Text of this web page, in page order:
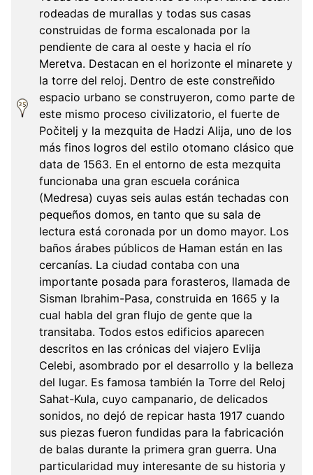
rodeadas de murallas y todas sus casas
construidas de forma escalonada por la
pendiente de cara al oeste y hacia el río
Meretva. Destacan en el horizonte el minarete y
la torre del reloj. Dentro de este constreñido
espacio urbano se construyeron, como parte de
este mismo proceso civilizatorio, el fuerte de
Počitelj y la mezquita de Hadzi Alija, uno de los
más finos logros del estilo otomano clásico que
data de 1563. En el entorno de esta mezquita
funcionaba una gran escuela coránica
(Medresa) cuyas seis aulas están techadas con
pequeños domos, en tanto que su sala de
lectura está coronada por un domo mayor. Los
baños árabes públicos de Haman están en las
cercanías. La ciudad contaba con una
importante posada para forasteros, llamada de
Sisman Ibrahim-Pasa, construida en 1665 y la
cual habla del gran flujo de gente que la
transitaba. Todos estos edificios aparecen
descritos en las crónicas del viajero Evlija
Celebi, asombrado por el desarrollo y la belleza
del lugar. Es famosa también la Torre del Reloj
Sahat-Kula, cuyo campanario, de delicados
sonidos, no dejó de repicar hasta 1917 cuando
sus piezas fueron fundidas para la fabricación
de balas durante la primera gran guerra. Una
particularidad muy interesante de su historia y